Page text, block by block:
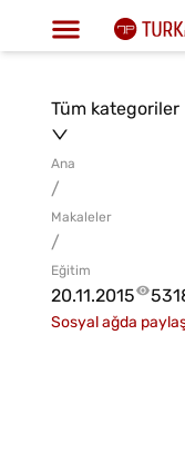
Tüm kategoriler
Ana
/
Makaleler
/
Eğitim
20.11.2015
Sosyal ağda